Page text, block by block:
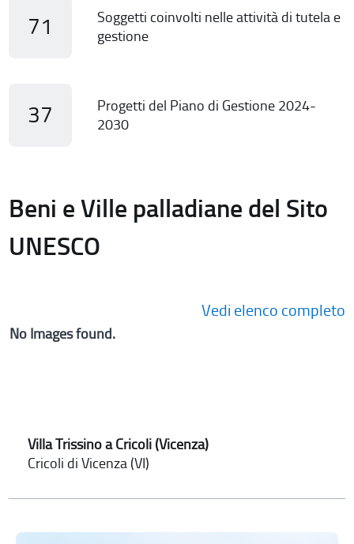
71
Soggetti coinvolti nelle attività di tutela e
gestione
37
Progetti del Piano di Gestione 2024-
2030
Beni e Ville palladiane del Sito
UNESCO
Vedi elenco completo
No Images found.
Villa Trissino a Cricoli (Vicenza)
Cricoli di Vicenza (VI)